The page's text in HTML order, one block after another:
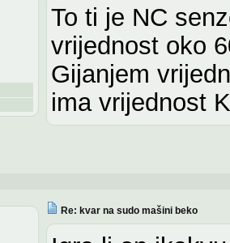
To ti je NC
vrijednost oko
Gijanjem
ima vrijednost
Re: kvar na sudo mašini beko